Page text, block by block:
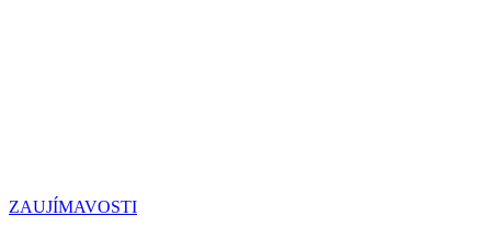
ZAUJÍMAVOSTI